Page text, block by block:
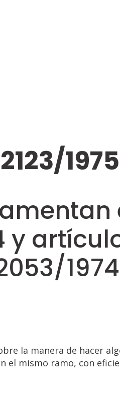
1975
y
1974
la manera de hacer
el mismo ramo, con